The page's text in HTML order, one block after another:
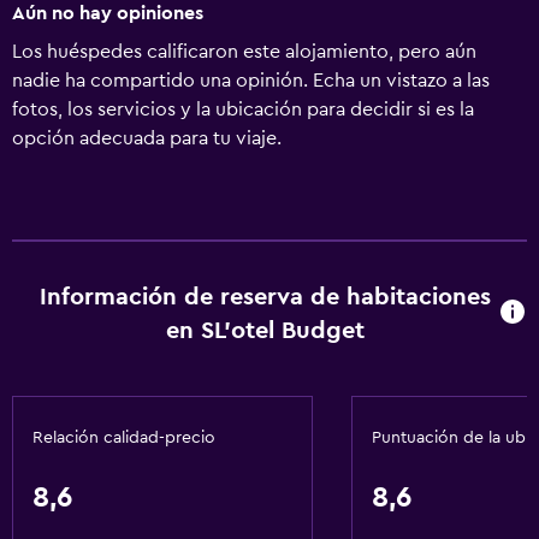
Aún no hay opiniones
Los huéspedes calificaron este alojamiento, pero aún
nadie ha compartido una opinión. Echa un vistazo a las
fotos, los servicios y la ubicación para decidir si es la
opción adecuada para tu viaje.
Información de reserva de habitaciones
en SL'otel Budget
Relación calidad-precio
8,6
Puntuación de la
8,6